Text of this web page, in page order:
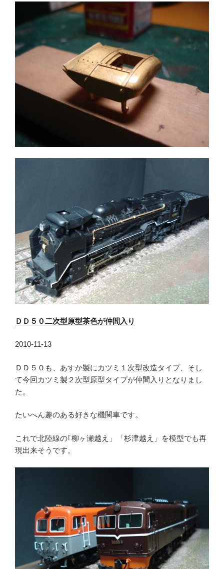
ＤＤ５０二次型原型茶色が仲間入り
2010-11-13
ＤＤ５０も、あすか製にカツミ１次型改造タイプ、そし
て今回カツミ製２次型原型タイプが仲間入りとなりまし
た。
たいへん趣のある好きな機関車です。
これで北陸線の｢柳ヶ瀬越え」「杉津越え」を模型でも再
現出来そうです。